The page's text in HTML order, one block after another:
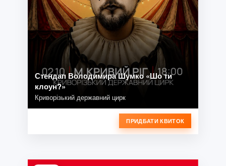
Стендап Володимира Шумко «Шо ти
клоун?»
Криворізький державний цирк
ПРИДБАТИ КВИТОК